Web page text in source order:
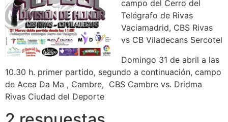
campo del Cerro del
Telégrafo de Rivas
Vaciamadrid, CBS Rivas
vs CB Viladecans Sercotel
Domingo 31 de abril a las
10.30 h. primer partido, segundo a continuación, campo
de Acea Da Ma , Cambre, CBS Cambre vs. Dridma
Rivas Ciudad del Deporte